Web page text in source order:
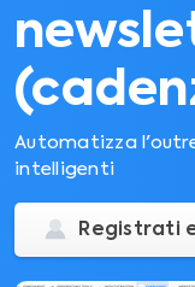
Automatizza
intelligenti
Registrati